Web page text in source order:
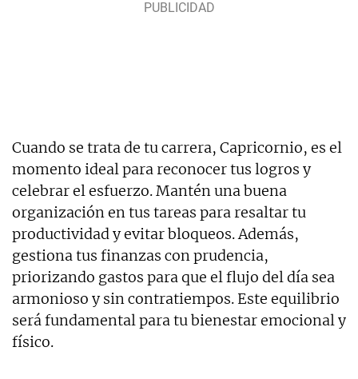
Cuando se trata de tu carrera, Capricornio, es el
momento ideal para reconocer tus logros y
celebrar el esfuerzo. Mantén una buena
organización en tus tareas para resaltar tu
productividad y evitar bloqueos. Además,
gestiona tus finanzas con prudencia,
priorizando gastos para que el flujo del día sea
armonioso y sin contratiempos. Este equilibrio
será fundamental para tu bienestar emocional y
físico.